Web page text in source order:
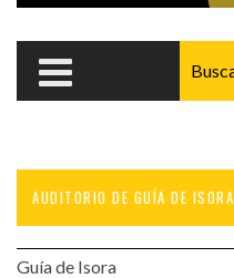
AUDITORIO DE GUÍA DE ISORA
Guía de Isora